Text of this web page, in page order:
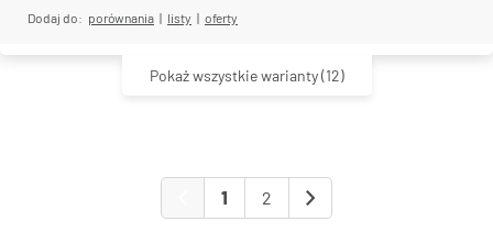
Dodaj do: porównania | listy | oferty
Pokaż wszystkie warianty(12)
1 2